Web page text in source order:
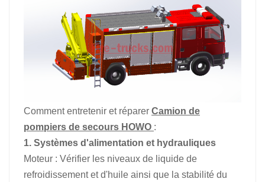
Comment entretenir et réparer Camion de
pompiers de secours HOWO :
1. Systèmes d'alimentation et hydrauliques
Moteur : Vérifier les niveaux de liquide de
refroidissement et d'huile ainsi que la stabilité du